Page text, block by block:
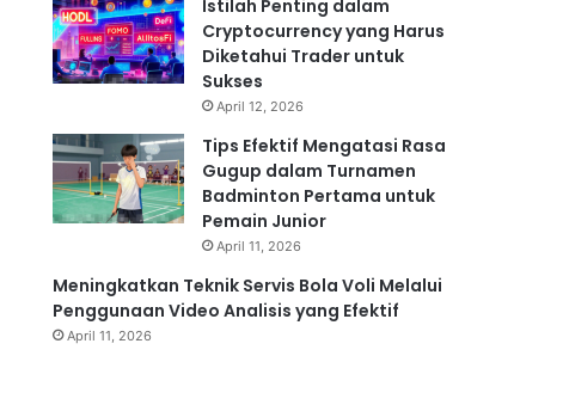
Istilah Penting dalam
Cryptocurrency yang Harus
Diketahui Trader untuk
Sukses
April 12, 2026
Tips Efektif Mengatasi Rasa
Gugup dalam Turnamen
Badminton Pertama untuk
Pemain Junior
April 11, 2026
Meningkatkan Teknik Servis Bola Voli Melalui
Penggunaan Video Analisis yang Efektif
April 11, 2026